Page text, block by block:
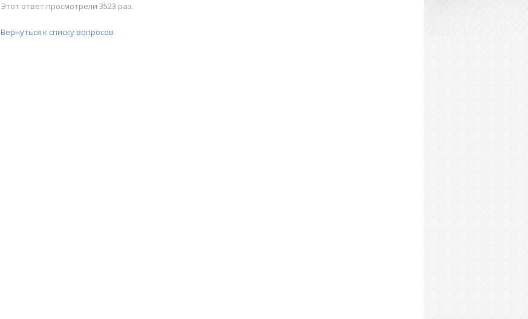
Этот ответ просмотрели 3523 раз.
Вернуться к списку вопросов